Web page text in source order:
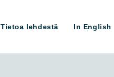
Tietoa lehdestä In English